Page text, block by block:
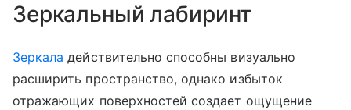
Зеркальный лабиринт
Зеркала действительно способны визуально
расширить пространство, однако избыток
отражающих поверхностей создает ощущение